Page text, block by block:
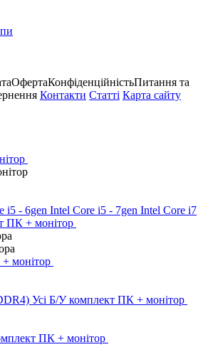
ОфертаКонфіденційністьПитання та
Контакти Статті Карта сайту
i5 - 6gen Intel Core i5 - 7gen Intel Core i7
ПК + монітор
монітор
Усі Б/У комплект ПК + монітор
ПК + монітор